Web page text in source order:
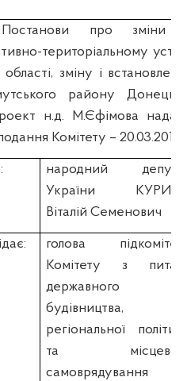
про зміни
територіальному
зміну і
району
н.д. М.Єфімова
Комітету – 20.03.2018)
народний
України
Віталій Семенович
голова
Комітету з
державного
будівництва,
регіональної
та
самоврядування